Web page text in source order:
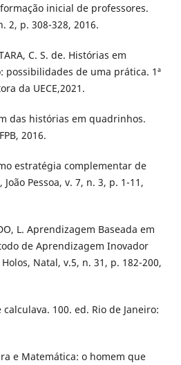
inicial de professores.
2, p. 308-328, 2016.
C. S. de. Histórias em
possibilidades de uma prática. 1ª
da UECE,2021.
das histórias em quadrinhos.
2016.
estratégia complementar de
Pessoa, v. 7, n. 3, p. 1-11,
L. Aprendizagem Baseada em
de Aprendizagem Inovador
Natal, v.5, n. 31, p. 182-200,
100. ed. Rio de Janeiro:
e Matemática: o homem que